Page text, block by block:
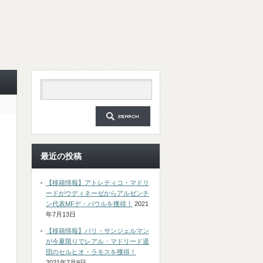
最近の投稿
【移籍情報】アトレティコ・マドリ
ードがウディネーゼからアルゼンチ
ン代表MFデ・パウルを獲得！
2021
年7月13日
【移籍情報】パリ・サンジェルマン
が今夏限りでレアル・マドリード退
団のセルヒオ・ラモスを獲得！